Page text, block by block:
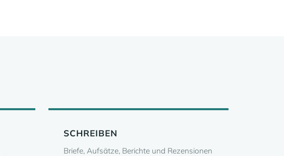
SCHREIBEN
Briefe, Aufsätze, Berichte und Rezensionen